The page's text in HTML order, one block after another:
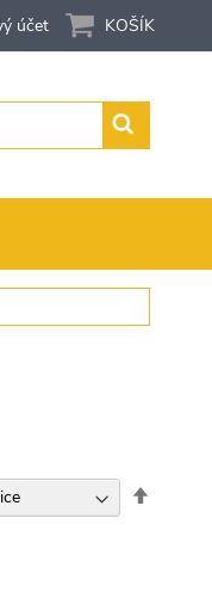
KOŠÍK
účet